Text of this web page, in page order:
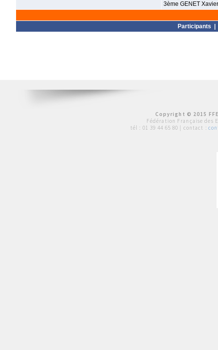
3ème GENET Xavier
Participants
Copyright © 2015
Fédération Française des
tél : 01 39 44 65 80 | contact :